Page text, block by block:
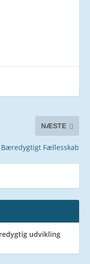
NÆSTE
Bæredygtigt Fællesskab
udvikling